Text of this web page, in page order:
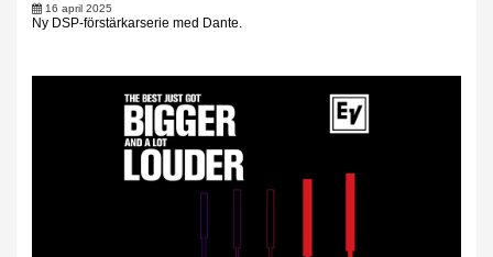
16 april 2025
Ny DSP-förstärkarserie med Dante.